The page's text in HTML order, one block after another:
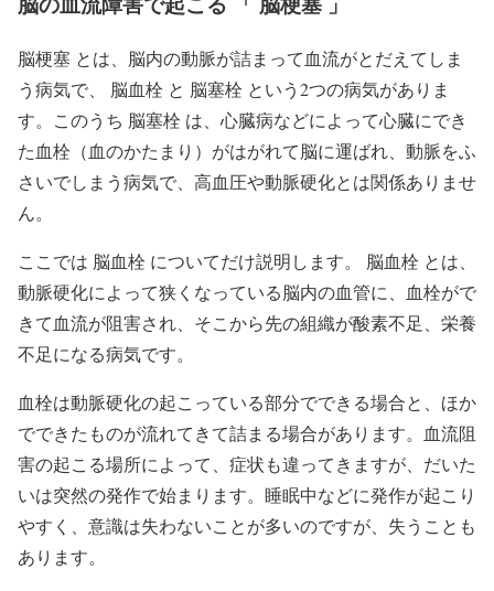
脳梗塞 とは、脳内の動脈が詰まって血流がとだえてしま
う病気で、 脳血栓 と 脳塞栓 という2つの病気がありま
す。このうち 脳塞栓 は、心臓病などによって心臓にでき
た血栓（血のかたまり）がはがれて脳に運ばれ、動脈をふ
さいでしまう病気で、高血圧や動脈硬化とは関係ありませ
ん。
ここでは 脳血栓 についてだけ説明します。 脳血栓 とは、
動脈硬化によって狭くなっている脳内の血管に、血栓がで
きて血流が阻害され、そこから先の組織が酸素不足、栄養
不足になる病気です。
血栓は動脈硬化の起こっている部分でできる場合と、ほか
でできたものが流れてきて詰まる場合があります。血流阻
害の起こる場所によって、症状も違ってきますが、だいた
いは突然の発作で始まります。睡眠中などに発作が起こり
やすく、意識は失わないことが多いのですが、失うことも
あります。